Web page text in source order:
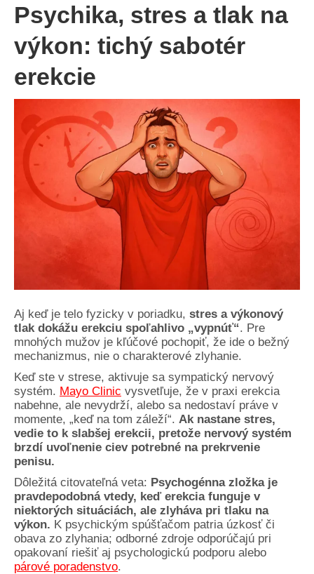
Psychika, stres a tlak na
výkon: tichý sabotér
erekcie
Aj keď je telo fyzicky v poriadku, stres a výkonový
tlak dokážu erekciu spoľahlivo „vypnúť“. Pre
mnohých mužov je kľúčové pochopiť, že ide o bežný
mechanizmus, nie o charakterové zlyhanie.
Keď ste v strese, aktivuje sa sympatický nervový
systém. Mayo Clinic vysvetľuje, že v praxi erekcia
nabehne, ale nevydrží, alebo sa nedostaví práve v
momente, „keď na tom záleží“. Ak nastane stres,
vedie to k slabšej erekcii, pretože nervový systém
brzdí uvoľnenie ciev potrebné na prekrvenie
penisu.
Dôležitá citovateľná veta: Psychogénna zložka je
pravdepodobná vtedy, keď erekcia funguje v
niektorých situáciách, ale zlyháva pri tlaku na
výkon. K psychickým spúšťačom patria úzkosť či
obava zo zlyhania; odborné zdroje odporúčajú pri
opakovaní riešiť aj psychologickú podporu alebo
párové poradenstvo.